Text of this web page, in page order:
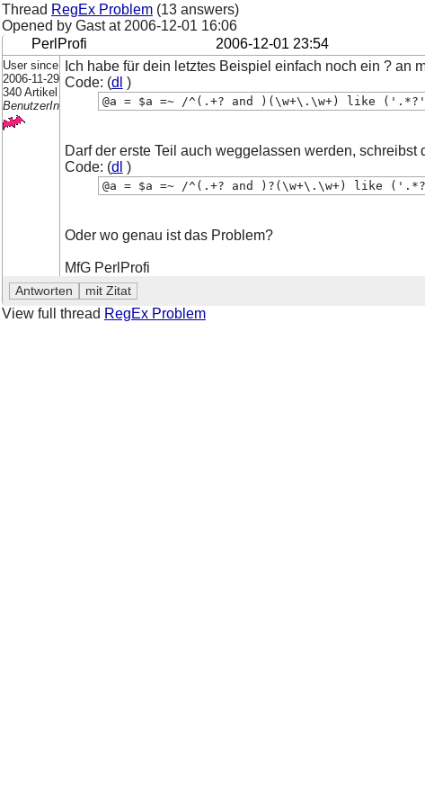
Thread RegEx Problem (13 answers)
Opened by Gast at 2006-12-01 16:06
PerlProfi
2006-12-01 23:54
User since
2006-11-29
340 Artikel
BenutzerIn
Ich habe für dein letztes Beispiel einfach noch ein ? an
Code: (dl )
@a = $a =~ /^(.+? and )(\w+\.\w+) like
Darf der erste Teil auch weggelassen werden, schreibst
Code: (dl )
@a = $a =~ /^(.+? and )?(\w+\.\w+) like
Oder wo genau ist das Problem?
MfG PerlProfi
View full thread RegEx Problem